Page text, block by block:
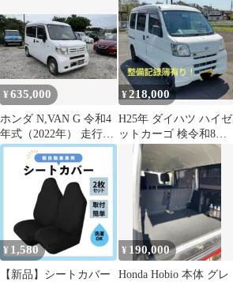
車 カスタム 込
¥635,000
ホンダ N,VAN G 令和4
年式（2022年） 走行距
離: 68,469km
¥218,000
H25年 ダイハツ ハイゼ
ットカーゴ 検令和8年
12月 13万キロ 軽バン
¥ 1,580
【新品】シートカバー
¥ 190,000
Honda Hobio 本体 グレ